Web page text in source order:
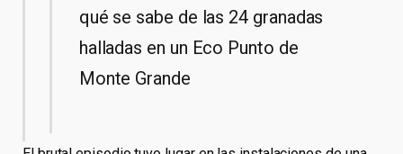
qué se sabe de las 24 granadas
halladas en un Eco Punto de
Monte Grande